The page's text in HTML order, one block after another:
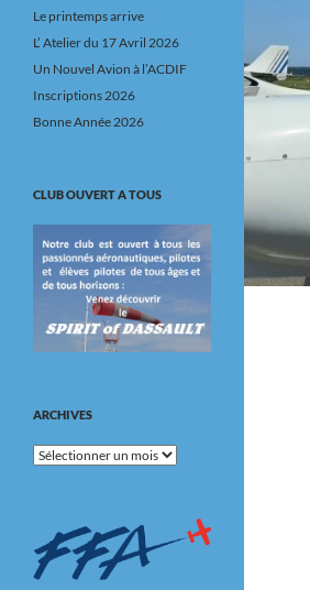
Le printemps arrive
L’ Atelier du 17 Avril 2026
Un Nouvel Avion à l’ACDIF
Inscriptions 2026
Bonne Année 2026
CLUB OUVERT A TOUS
ARCHIVES
Archives